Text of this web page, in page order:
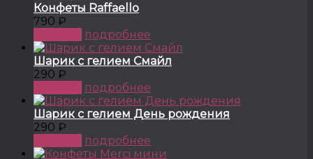
Конфеты Raffaello
790 ₽
подробнее
Шарик с гелием Смайл
290 ₽
подробнее
Шарик с гелием День рождения
290 ₽
подробнее